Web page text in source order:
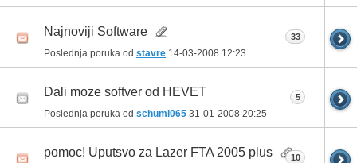
Najnoviji Software
Poslednja poruka od stavre 14-03-2008 12:23
33
Dali moze softver od HEVET
Poslednja poruka od schumi065 31-01-2008 20:25
5
pomoc! Uputsvo za Lazer FTA 2005 plus 10